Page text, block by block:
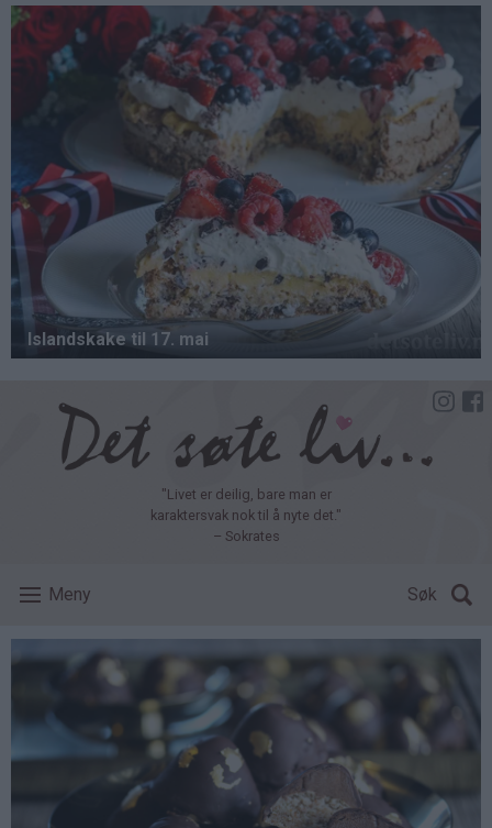
Hopp
hovedinnhold
"Livet er deilig, bare man er
karaktersvak nok til å nyte det."
– Sokrates
Meny Søk